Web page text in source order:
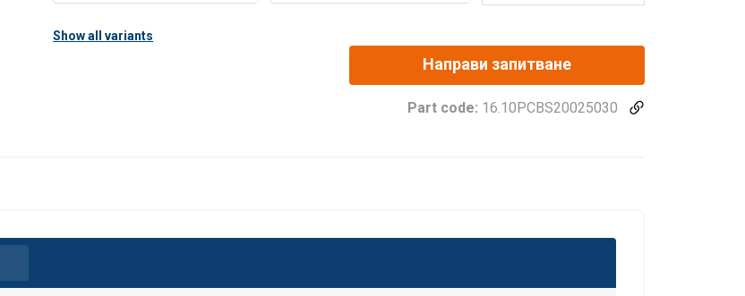
Show all variants
Направи запитване
Part code: 16.10PCBS20025030